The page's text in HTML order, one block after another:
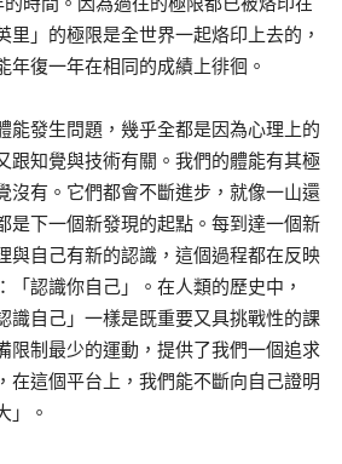
里」的極限是全世界一起烙印上去的，
年復一年在相同的成績上徘徊。
能發生問題，幾乎全都是因為心理上的
跟知覺與技術有關。我們的體能有其極
沒有。它們都會不斷進步，就像一山還
是下一個新發現的起點。每到達一個新
與自己有新的認識，這個過程都在反映
「認識你自己」。在人類的歷史中，
識自己」一樣是既重要又具挑戰性的課
限制最少的運動，提供了我們一個追求
在這個平台上，我們能不斷向自己證明
」。